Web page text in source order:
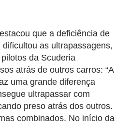
que a deficiência de
as ultrapassagens,
da Scuderia
atrás de outros carros: “A
uma grande diferença
ultrapassar com
preso atrás dos outros.
combinados. No início da